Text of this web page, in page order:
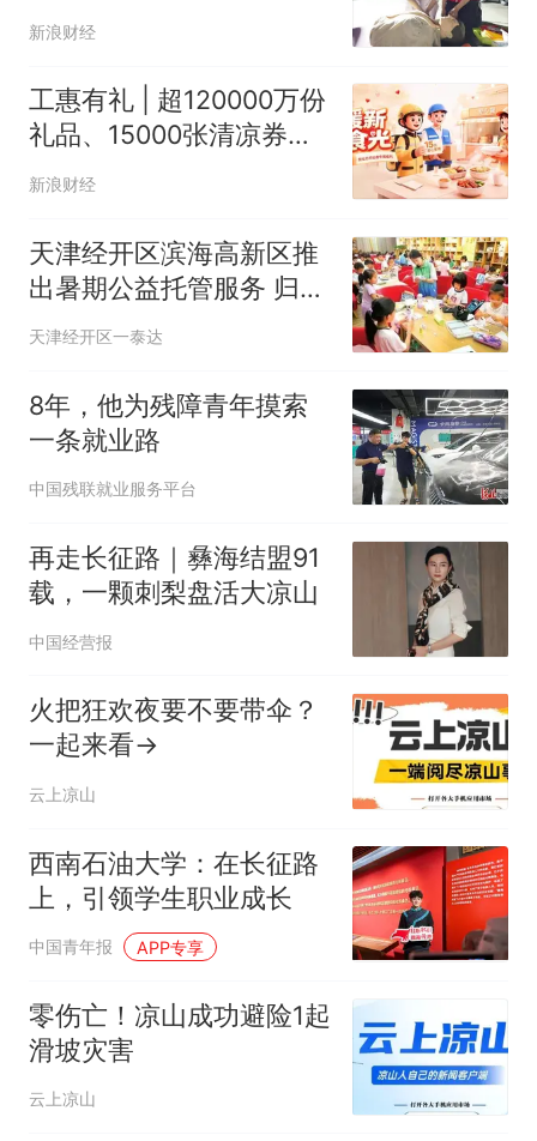
知识进万家”宣传月活动
新浪财经
工惠有礼 | 超120000万份
礼品、15000张清凉券、
6000张爱心餐券……手慢
新浪财经
天津经开区滨海高新区推
出暑期公益托管服务 归巢
“小候鸟” 暑假有“趣”处
天津经开区一泰达
8年，他为残障青年摸索
一条就业路
中国残联就业服务平台
再走长征路｜彝海结盟91
载，一颗刺梨盘活大凉山
中国经营报
火把狂欢夜要不要带伞？
一起来看→
云上凉山
西南石油大学：在长征路
上，引领学生职业成长
中国青年报 APP专享
零伤亡！凉山成功避险1起
滑坡灾害
云上凉山